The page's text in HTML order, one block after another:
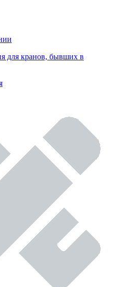
для кранов, бывших в